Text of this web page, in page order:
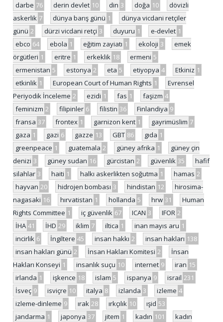
darbe 76 derin devlet 10 din 3 doğa 10
dövizli
askerlik 7 dünya barış günü 1
dünya vicdani retçiler
günü 2 dürzi vicdani retçi 3 duyuru 1 e-devlet 1
ebco 64 ebola 1 eğitim zayiatı 1 ekoloji 3
emek
örgütleri 1 eritre 1 erkeklik 18 ermeni 5
ermenistan 5 estonya 2 eta 5 etiyopya 4 Etkiniz 1
etkinlik 1 European Court of Human Rights 1
Evrensel
Periyodik İnceleme 2 ezidi 1 fas 1 faşizm 4
feminizm 2 filipinler 6 filistin 36 Finlandiya 9
fransa 37 frontex 1 garnizon kent 1 gayrimüslim 7
gaza 1 gazi 6 gazze 13 GBT 86 gıda 1
greenpeace 1 guatemala 2 güney afrika 1
güney çin
denizi 3 güney sudan 16 gürcistan 2 güvenlik 35
hafif
silahlar 3 haiti 1 halkı askerlikten soğutma 1 hamas 2
hayvan 20 hidrojen bombası 3 hindistan 12
hirosima-
nagasaki 16 hırvatistan 1 hollanda 5 hrw 31
Human
Rights Committee 1 iç güvenlik 67 ICAN 3 IFOR 2
İHA 41 İHD 29 iklim 7 iltica 1 inan mayıs aru 1
incirlik 6 İngiltere 45 insan hakkı 2 insan hakları 138
insan hakları günü 2 İnsan Hakları Komitesi 2
İnsan
Hakları Konseyi 1 insanlık suçu 10 internet 9 iran 15
irlanda 1 işkence 18 islam 5 ispanya 9 israil 231
İsveç 9 isviçre 10 italya 8 izlanda 3 izleme 4
izleme-dinleme 9 ırak 28 ırkçılık 10 ışid 53
jandarma 1 japonya 37 jitem 1 kadın 101
kadın